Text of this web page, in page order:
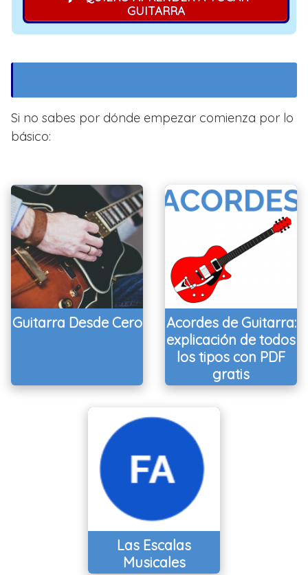
GUITARRA
Si no sabes por dónde empezar comienza por lo
básico:
Guitarra Desde Cero
Acordes de Guitarra:
explicación de todos
los tipos con PDF
gratis
Las Escalas
Musicales